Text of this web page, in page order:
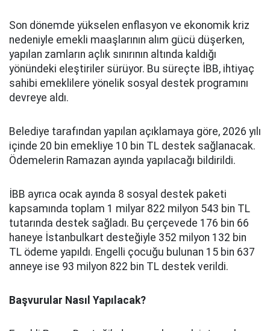
Son dönemde yükselen enflasyon ve ekonomik kriz
nedeniyle emekli maaşlarının alım gücü düşerken,
yapılan zamların açlık sınırının altında kaldığı
yönündeki eleştiriler sürüyor. Bu süreçte İBB, ihtiyaç
sahibi emeklilere yönelik sosyal destek programını
devreye aldı.
Belediye tarafından yapılan açıklamaya göre, 2026 yılı
içinde 20 bin emekliye 10 bin TL destek sağlanacak.
Ödemelerin Ramazan ayında yapılacağı bildirildi.
İBB ayrıca ocak ayında 8 sosyal destek paketi
kapsamında toplam 1 milyar 822 milyon 543 bin TL
tutarında destek sağladı. Bu çerçevede 176 bin 66
haneye İstanbulkart desteğiyle 352 milyon 132 bin
TL ödeme yapıldı. Engelli çocuğu bulunan 15 bin 637
anneye ise 93 milyon 822 bin TL destek verildi.
Başvurular Nasıl Yapılacak?